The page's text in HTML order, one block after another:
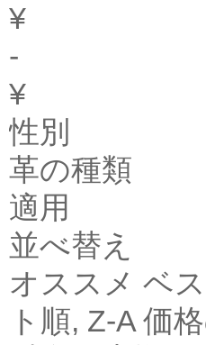
¥
-
¥
性別
革の種類
適用
並べ替え
オススメ ベ
ト順, Z-A 価